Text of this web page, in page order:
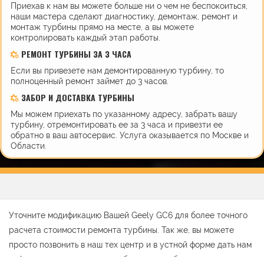
Приехав к нам вы можете больше ни о чем не беспокоиться,
наши мастера сделают диагностику, демонтаж, ремонт и
монтаж турбины прямо на месте, а вы можете
контролировать каждый этап работы.
РЕМОНТ ТУРБИНЫ ЗА 3 ЧАСА
Если вы привезете нам демонтированную турбину, то
полноценный ремонт займет до 3 часов.
ЗАБОР И ДОСТАВКА ТУРБИНЫ
Мы можем приехать по указанному адресу, забрать вашу
турбину, отремонтировать ее за 3 часа и привезти ее
обратно в ваш автосервис. Услуга оказывается по Москве и
Области.
Уточните модификацию Вашей Geely GC6 для более точного
расчета стоимости ремонта турбины. Так же, вы можете
просто позвонить в наш тех центр и в устной форме дать нам